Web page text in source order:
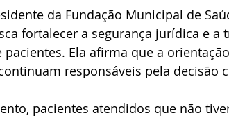
da Fundação Municipal de
fortalecer a segurança jurídica e a
pacientes. Ela afirma que a
responsáveis pela decisão
pacientes atendidos que não